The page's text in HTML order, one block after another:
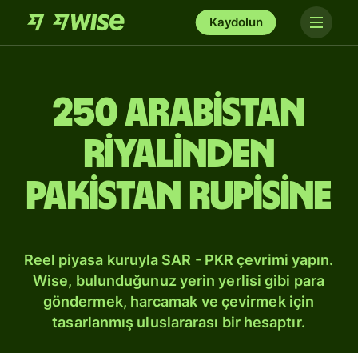
Kaydolun
250 Arabistan
riyalinden
Pakistan rupisine
Reel piyasa kuruyla SAR - PKR çevrimi yapın.
Wise, bulunduğunuz yerin yerlisi gibi para
göndermek, harcamak ve çevirmek için
tasarlanmış uluslararası bir hesaptır.